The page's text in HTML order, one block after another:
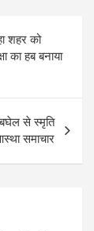
शहर को
का हब बनाया
से स्मृति
समाचार